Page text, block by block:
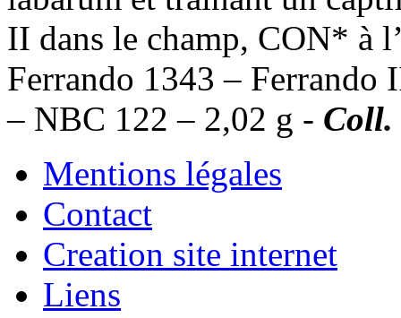
II dans le champ, CON* à
Ferrando 1343 –
– NBC 122 – 2,02 g - Coll.
Mentions légales
Contact
Creation site internet
Liens